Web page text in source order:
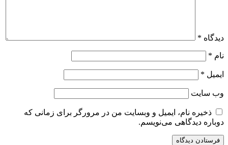
دیدگاه *
نام *
ایمیل *
وب‌ سایت
ذخیره نام، ایمیل و وبسایت من در مرورگر برای زمانی که
دوباره دیدگاهی می‌نویسم.